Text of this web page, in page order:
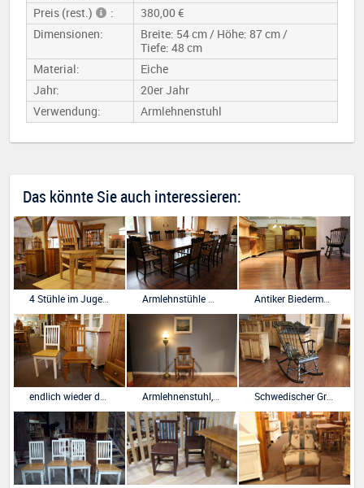
Preis (rest.)
:
380,00 €
Dimensionen:
Breite: 54 cm / Höhe: 87 cm /
Tiefe: 48 cm
Material:
Eiche
Jahr:
20er Jahr
Verwendung:
Armlehnenstuhl
Das könnte Sie auch interessieren: